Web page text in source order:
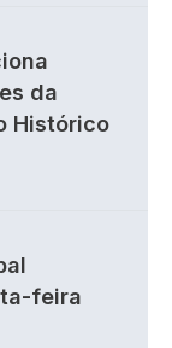
da
Histórico
feira